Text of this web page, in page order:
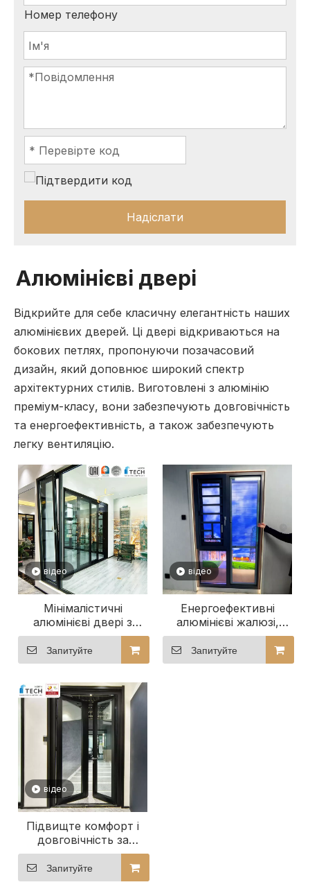
Номер телефону
Надіслати
Алюмінієві двері
Відкрийте для себе класичну елегантність наших
алюмінієвих дверей. Ці двері відкриваються на
бокових петлях, пропонуючи позачасовий
дизайн, який доповнює широкий спектр
архітектурних стилів. Виготовлені з алюмінію
преміум-класу, вони забезпечують довговічність
та енергоефективність, а також забезпечують
легку вентиляцію.
відео
Мінімалістичні
алюмінієві двері з
вузькою рамою
Запитуйте
відео
Енергоефективні
алюмінієві жалюзі,
вікна та двері
Запитуйте
відео
Підвищте комфорт і
довговічність за
допомогою
високоефективних
пасивних дверей для
Запитуйте